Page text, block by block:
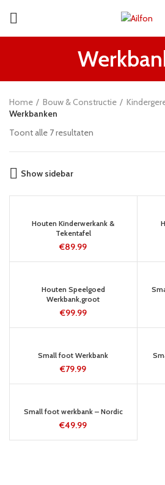
Home Bouw & Constructie
Werkbanken
Toont alle 7 resultaten
Show sidebar
Houten Kinderwerkank &
Tekentafel
€89.99
Houten Speelgoed
Werkbank,groot
€99.99
Small foot Werkbank
€79.99
Small foot werkbank – Nordic
€49.99